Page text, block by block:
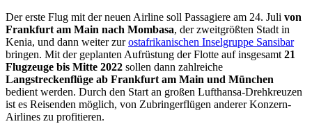
Der erste Flug mit der neuen Airline soll Passagiere am 24. Juli von
Frankfurt am Main nach Mombasa, der zweitgrößten Stadt in
Kenia, und dann weiter zurostafrikanischen Inselgruppe Sansibar
bringen. Mit der geplanten Aufrüstung der Flotte auf insgesamt 21
Flugzeuge bis Mitte 2022 sollen dann zahlreiche
Langstreckenflüge ab Frankfurt am Main und München
bedient werden. Durch den Start an großen Lufthansa-Drehkreuzen
ist es Reisenden möglich, von Zubringerflügen anderer Konzern-
Airlines zu profitieren.